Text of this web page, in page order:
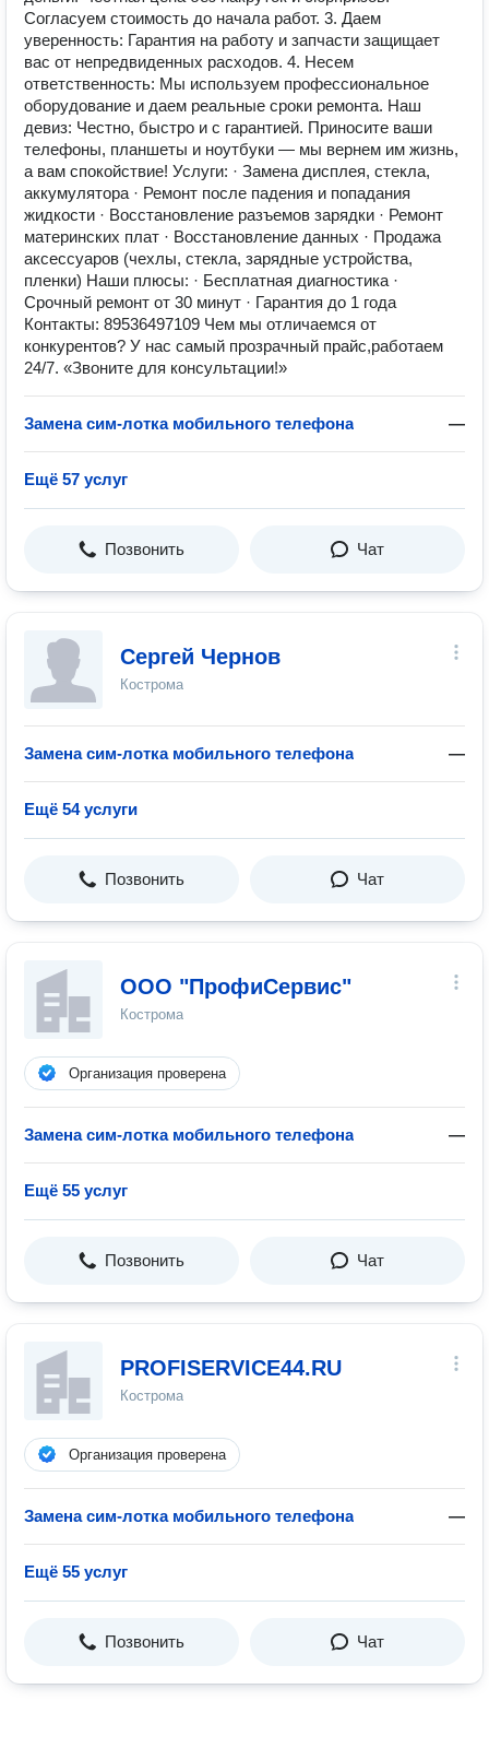
Согласуем стоимость до начала работ. 3. Даем
уверенность: Гарантия на работу и запчасти защищает
вас от непредвиденных расходов. 4. Несем
ответственность: Мы используем профессиональное
оборудование и даем реальные сроки ремонта. Наш
девиз: Честно, быстро и с гарантией. Приносите ваши
телефоны, планшеты и ноутбуки — мы вернем им жизнь,
а вам спокойствие! Услуги: · Замена дисплея, стекла,
аккумулятора · Ремонт после падения и попадания
жидкости · Восстановление разъемов зарядки · Ремонт
материнских плат · Восстановление данных · Продажа
аксессуаров (чехлы, стекла, зарядные устройства,
пленки) Наши плюсы: · Бесплатная диагностика ·
Срочный ремонт от 30 минут · Гарантия до 1 года
Контакты: 89536497109 Чем мы отличаемся от
конкурентов? У нас самый прозрачный прайс,работаем
24/7. «Звоните для консультации!»
Замена сим-лотка мобильного телефона —
Ещё 57 услуг
Позвонить Чат
Сергей Чернов
Кострома
Замена сим-лотка мобильного телефона —
Ещё 54 услуги
Позвонить Чат
ООО "ПрофиСервис"
Кострома
Организация проверена
Замена сим-лотка мобильного телефона —
Ещё 55 услуг
Позвонить Чат
PROFISERVICE44.RU
Кострома
Организация проверена
Замена сим-лотка мобильного телефона —
Ещё 55 услуг
Позвонить Чат